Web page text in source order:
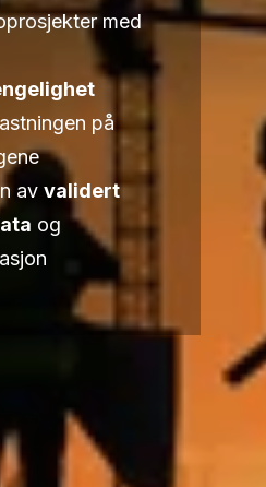
med
på
av validert
og